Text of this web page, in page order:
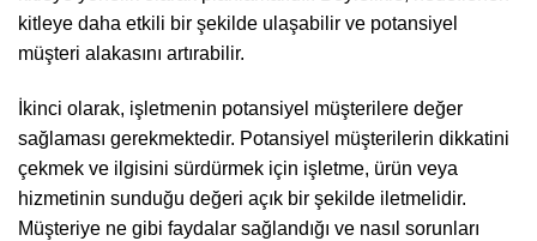
kitleye daha etkili bir şekilde ulaşabilir ve potansiyel
müşteri alakasını artırabilir.
İkinci olarak, işletmenin potansiyel müşterilere değer
sağlaması gerekmektedir. Potansiyel müşterilerin dikkatini
çekmek ve ilgisini sürdürmek için işletme, ürün veya
hizmetinin sunduğu değeri açık bir şekilde iletmelidir.
Müşteriye ne gibi faydalar sağlandığı ve nasıl sorunları